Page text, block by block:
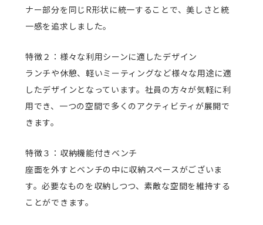
ナー部分を同じR形状に統一することで、美しさと統
一感を追求しました。
特徴２：様々な利用シーンに適したデザイン
ランチや休憩、軽いミーティングなど様々な用途に適
したデザインとなっています。社員の方々が気軽に利
用でき、一つの空間で多くのアクティビティが展開で
きます。
特徴３：収納機能付きベンチ
座面を外すとベンチの中に収納スペースがございま
す。必要なものを収納しつつ、素敵な空間を維持する
ことができます。